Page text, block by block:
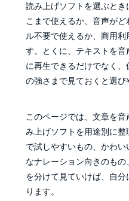
ですか
商用利用まで考える
ですか
テキストを音声に変
のタイプが向いてい
読み上げソフトを選ぶと
こまで使えるか、音声が
ル不要で使えるか、商用
す。とくに、テキストを
に再生できるだけでなく
の強さまで見ておくと選び
このページでは、文章を
み上げソフトを用途別に
で試しやすいもの、かわ
なナレーション向きのも
を分けて見ていけば、自
ります。